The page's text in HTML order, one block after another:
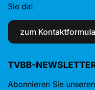
Sie da!
zum
TVBB-
Abonnieren Sie